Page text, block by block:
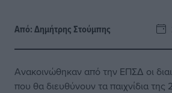
Από:Δημήτρης Στούμπης
Ανακοινώθηκαν από την ΕΠΣΔ οι
που θα διευθύνουν τα παιχνίδια της